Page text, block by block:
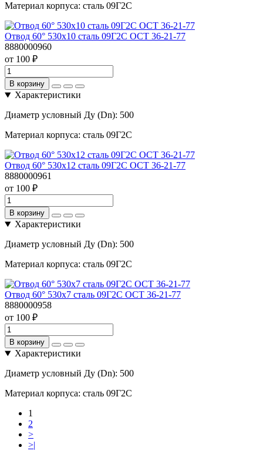
Материал корпуса: сталь 09Г2С
Отвод 60° 530х10 сталь 09Г2С ОСТ 36-21-77
8880000960
от 100 ₽
В корзину
Характеристики
Диаметр условный Ду (Dn): 500
Материал корпуса: сталь 09Г2С
Отвод 60° 530х12 сталь 09Г2С ОСТ 36-21-77
8880000961
от 100 ₽
В корзину
Характеристики
Диаметр условный Ду (Dn): 500
Материал корпуса: сталь 09Г2С
Отвод 60° 530х7 сталь 09Г2С ОСТ 36-21-77
8880000958
от 100 ₽
В корзину
Характеристики
Диаметр условный Ду (Dn): 500
Материал корпуса: сталь 09Г2С
1
2
>
>|